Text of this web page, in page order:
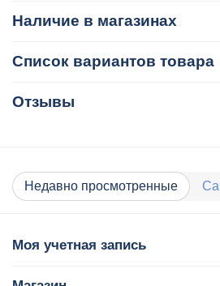
Наличие в магазинах
Список вариантов товара
Отзывы
Недавно просмотренные
Моя учетная запись